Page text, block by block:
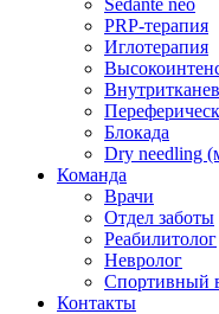
Sedante neo
PRP-терапия
Иглотерапия
Блокада
Dry needling
Команда
Врачи
Отдел заботы
Реабилитолог
Невролог
Спортивный
Контакты